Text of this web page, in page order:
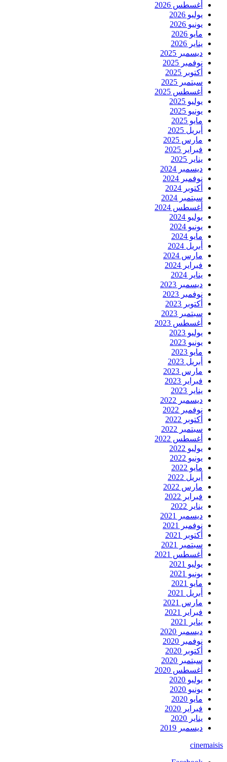
أغسطس 2026
يوليو 2026
يونيو 2026
مايو 2026
يناير 2026
ديسمبر 2025
نوفمبر 2025
أكتوبر 2025
سبتمبر 2025
أغسطس 2025
يوليو 2025
يونيو 2025
مايو 2025
أبريل 2025
مارس 2025
فبراير 2025
يناير 2025
ديسمبر 2024
نوفمبر 2024
أكتوبر 2024
سبتمبر 2024
أغسطس 2024
يوليو 2024
يونيو 2024
مايو 2024
أبريل 2024
مارس 2024
فبراير 2024
يناير 2024
ديسمبر 2023
نوفمبر 2023
أكتوبر 2023
سبتمبر 2023
أغسطس 2023
يوليو 2023
يونيو 2023
مايو 2023
أبريل 2023
مارس 2023
فبراير 2023
يناير 2023
ديسمبر 2022
نوفمبر 2022
أكتوبر 2022
سبتمبر 2022
أغسطس 2022
يوليو 2022
يونيو 2022
مايو 2022
أبريل 2022
مارس 2022
فبراير 2022
يناير 2022
ديسمبر 2021
نوفمبر 2021
أكتوبر 2021
سبتمبر 2021
أغسطس 2021
يوليو 2021
يونيو 2021
مايو 2021
أبريل 2021
مارس 2021
فبراير 2021
يناير 2021
ديسمبر 2020
نوفمبر 2020
أكتوبر 2020
سبتمبر 2020
أغسطس 2020
يوليو 2020
يونيو 2020
مايو 2020
فبراير 2020
يناير 2020
ديسمبر 2019
cinemaisis